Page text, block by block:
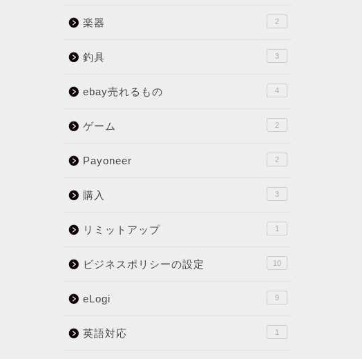
楽器 2
釣具 3
ebay売れるもの 4
ゲーム 2
Payoneer 2
購入 3
リミットアップ 1
ビジネスポリシーの設定 10
eLogi 9
英語対応 1